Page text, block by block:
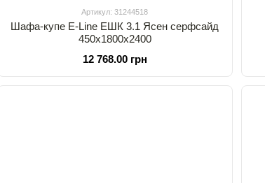
Артикул: 31244518
Шафа-купе E-Line ЕШК 3.1 Ясен серфсайд
450х1800х2400
12 768.00 грн